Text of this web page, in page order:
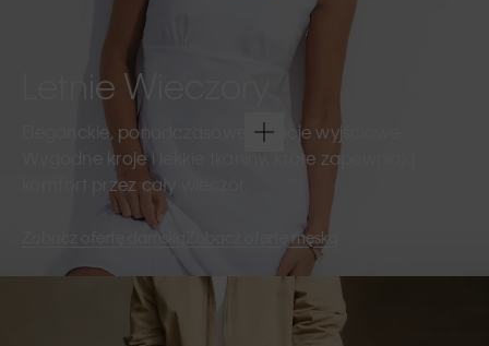
Letnie Wieczory
Eleganckie, ponadczasowe kreacje wyjściowe.
Wygodne kroje i lekkie tkaniny, które zapewniają
komfort przez cały wieczór.
Zobacz ofertę damską Zobacz ofertę męską